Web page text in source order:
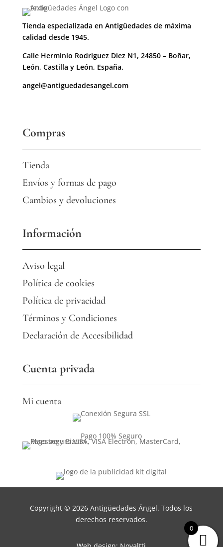
Tienda especializada en Antigüedades de máxima
calidad desde 1945.
Calle Herminio Rodríguez Diez N1, 24850 – Boñar,
León, Castilla y León, España.
angel@antiguedadesangel.com
Compras
Tienda
Envíos y formas de pago
Cambios y devoluciones
Información
Aviso legal
Política de cookies
Política de privacidad
Términos y Condiciones
Declaración de Accesibilidad
Cuenta privada
Mi cuenta
Pago 100% Seguro
Copyright © 2026 Antigüedades Ángel. Todos los
derechos reservados.
0